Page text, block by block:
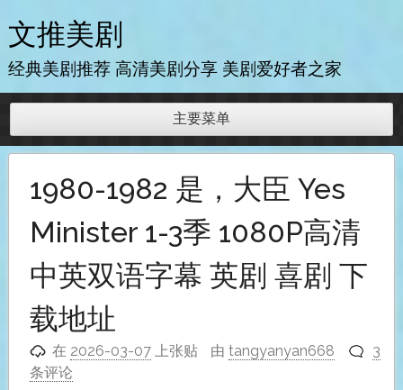
至
内
文推美剧
经典美剧推荐 高清美剧分享 美剧爱好者之家
主要菜单
1980-1982 是，大臣 Yes
Minister 1-3季 1080P高清
中英双语字幕 英剧 喜剧 下
载地址
在 2026-03-07 上张贴 由tangyanyan668
3
条评论